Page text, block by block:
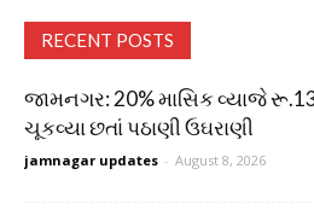
RECENT POSTS
જામનગર: 20% માસિક વ્યાજે
ચૂકવ્યા છતાં પઠાણી ઉઘરાણી
jamnagar updates - August 8, 2026